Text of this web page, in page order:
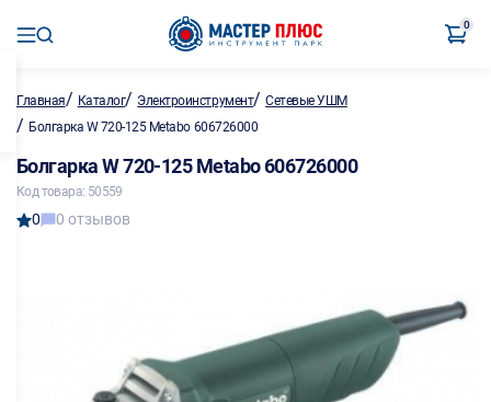
0
Главная/ Каталог/ Электроинструмент/Сетевые УШМ
/ Болгарка W 720-125 Metabo 606726000
Болгарка W 720-125 Metabo 606726000
Код товара: 50559
0 0 отзывов